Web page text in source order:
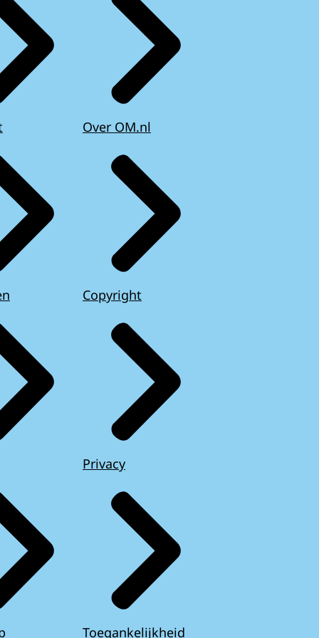
Over OM.nl
Copyright
Privacy
Toegankelijkheid